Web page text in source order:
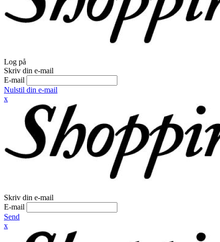
Log på
Skriv din e-mail
E-mail
Nulstil din e-mail
x
Skriv din e-mail
E-mail
Send
x